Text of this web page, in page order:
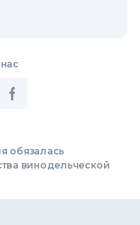
обязалась
винодельческой